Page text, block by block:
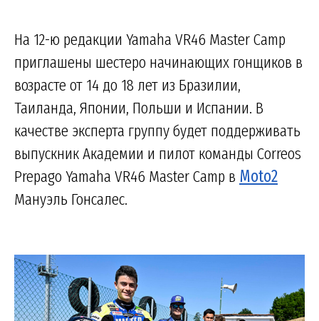
На 12-ю редакции Yamaha VR46 Master Camp
приглашены шестеро начинающих гонщиков в
возрасте от 14 до 18 лет из Бразилии,
Таиланда, Японии, Польши и Испании. В
качестве эксперта группу будет поддерживать
выпускник Академии и пилот команды Correos
Prepago Yamaha VR46 Master Camp в Moto2
Мануэль Гонсалес.